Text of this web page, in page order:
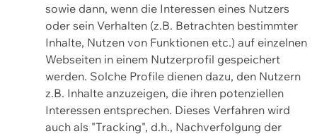
sowie dann, wenn die Interessen eines Nutzers
oder sein Verhalten (z.B. Betrachten bestimmter
Inhalte, Nutzen von Funktionen etc.) auf einzelnen
Webseiten in einem Nutzerprofil gespeichert
werden. Solche Profile dienen dazu, den Nutzern
z.B. Inhalte anzuzeigen, die ihren potenziellen
Interessen entsprechen. Dieses Verfahren wird
auch als "Tracking", d.h., Nachverfolgung der